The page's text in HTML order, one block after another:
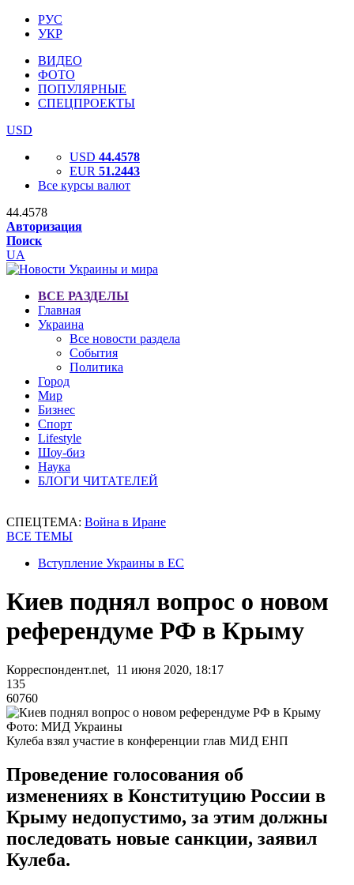
РУС
УКР
ВИДЕО
ФОТО
ПОПУЛЯРНЫЕ
СПЕЦПРОЕКТЫ
USD
USD 44.4578
EUR 51.2443
Все курсы валют
44.4578
Авторизация
Поиск
UA
ВСЕ РАЗДЕЛЫ
Главная
Украина
Все новости раздела
События
Политика
Город
Мир
Бизнес
Спорт
Lifestyle
Шоу-биз
Наука
БЛОГИ ЧИТАТЕЛЕЙ
СПЕЦТЕМА: Война в Иране
ВСЕ ТЕМЫ
Вступление Украины в ЕС
Киев поднял вопрос о новом
референдуме РФ в Крыму
Корреспондент.net, 11 июня 2020, 18:17
135
60760
Фото: МИД Украины
Кулеба взял участие в конференции глав МИД ЕНП
Проведение голосования об
изменениях в Конституцию России в
Крыму недопустимо, за этим должны
последовать новые санкции, заявил
Кулеба.